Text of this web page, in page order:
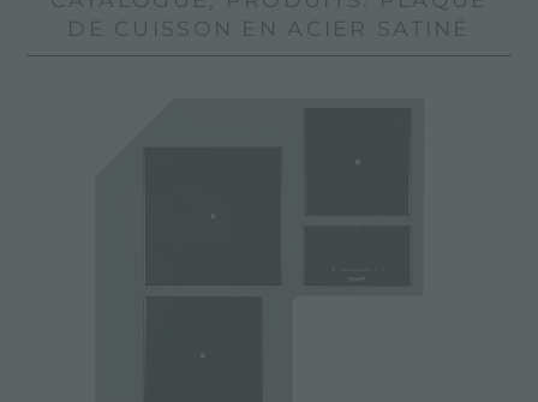
DE CUISSON EN ACIER SATINÉ